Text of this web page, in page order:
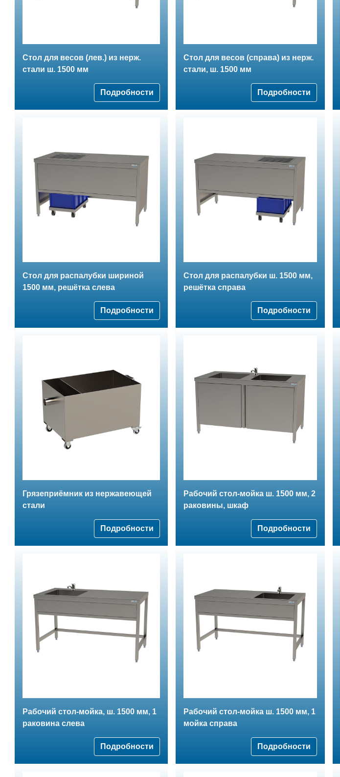
Стол для весов (лев.) из нерж.
стали ш. 1500 мм
Подробности
Стол для весов (справа) из нерж.
стали, ш. 1500 мм
Подробности
Стол для распалубки шириной
1500 мм, решётка слева
Подробности
Стол для распалубки ш. 1500 мм,
решётка справа
Подробности
Грязеприёмник из нержавеющей
стали
Подробности
Рабочий стол-мойка ш. 1500 мм, 2
раковины, шкаф
Подробности
Рабочий стол-мойка, ш. 1500 мм, 1
раковина слева
Подробности
Рабочий стол-мойка ш. 1500 мм, 1
мойка справа
Подробности